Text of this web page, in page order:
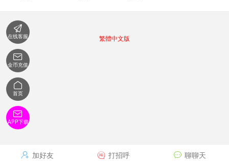
 加好友  打招呼  聊聊天
繁體中文版

在线客服

金币充值

首页

APP下载